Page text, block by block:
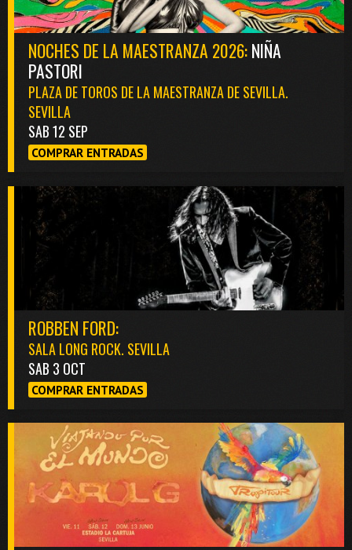
NOCHES DE LA MAESTRANZA 2026:NIÑA
PASTORI
PLAZA DE TOROS DE LA MAESTRANZA DE SEVILLA.
SEVILLA
SAB 12 SEP
COMPRAR ENTRADAS
ROBBEN FORD:
SALA LONG ROCK. SEVILLA
SAB 3 OCT
COMPRAR ENTRADAS